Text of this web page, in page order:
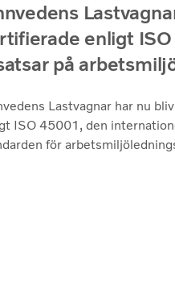
enligt
på
Lastvagnar har nu
ISO 45001, den
för